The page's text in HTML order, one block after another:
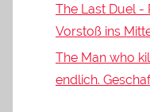
The Last Duel -
Vorstoß ins
The Man who
endlich.